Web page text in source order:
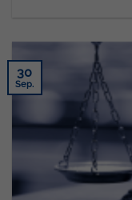
30
Sep.